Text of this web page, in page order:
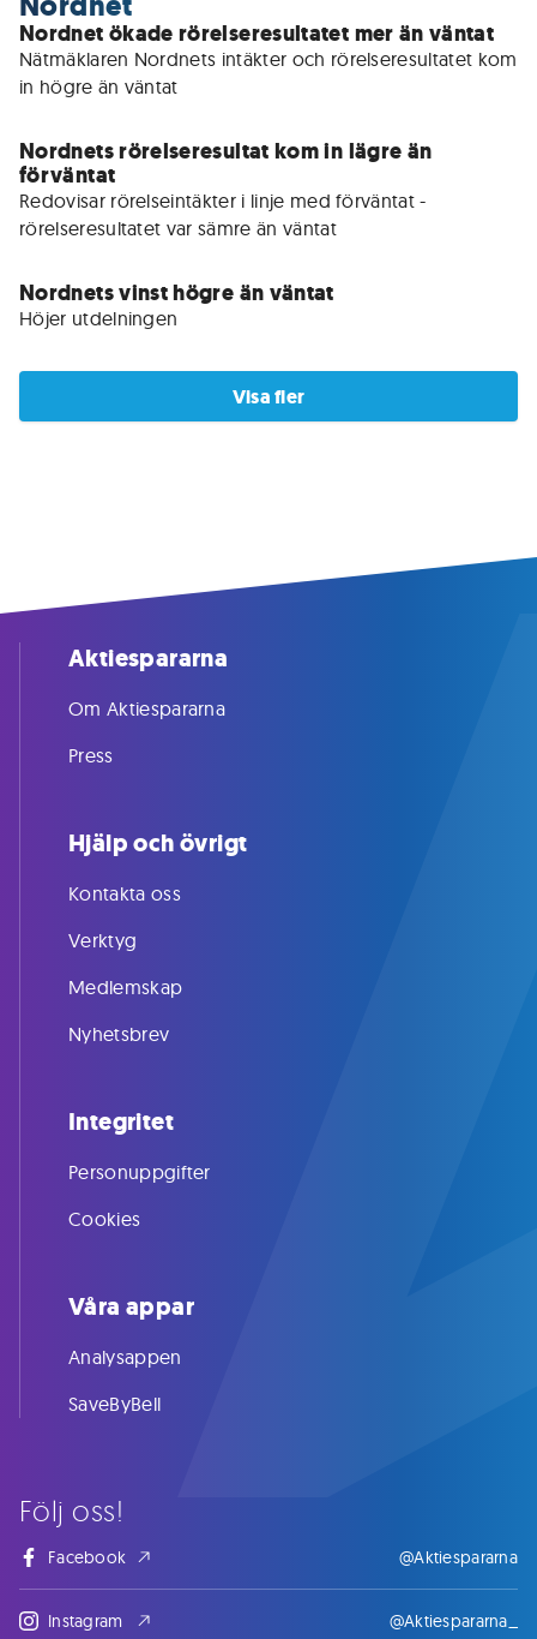
Nordnet ökade rörelseresultatet mer än väntat
Nätmäklaren Nordnets intäkter och rörelseresultatet kom
in högre än väntat
Nordnets rörelseresultat kom in lägre än
förväntat
Redovisar rörelseintäkter i linje med förväntat -
rörelseresultatet var sämre än väntat
Nordnets vinst högre än väntat
Höjer utdelningen
Visa fler
Följ oss!
Facebook @Aktiespararna
Instagram @Aktiespararna_
Aktiespararna
Om Aktiespararna
Press
Hjälp och övrigt
Kontakta oss
Verktyg
Medlemskap
Nyhetsbrev
Integritet
Personuppgifter
Cookies
Våra appar
Analysappen
SaveByBell